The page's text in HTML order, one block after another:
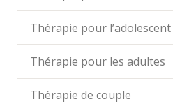
Thérapie pour l’adolescent
Thérapie pour les adultes
Thérapie de couple